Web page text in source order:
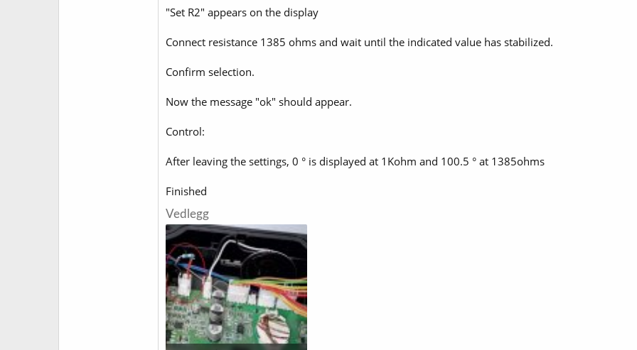
"Set R2" appears on the display
Connect resistance 1385 ohms and wait until the indicated value has stabilized.
Confirm selection.
Now the message "ok" should appear.
Control:
After leaving the settings, 0 ° is displayed at 1Kohm and 100.5 ° at 1385ohms
Finished
Vedlegg